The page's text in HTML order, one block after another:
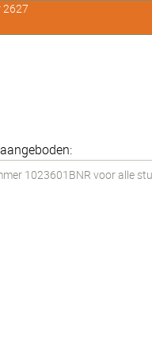
1023601BNR voor alle
2627